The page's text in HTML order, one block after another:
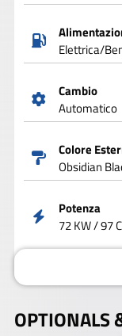
Elettrica/
Cambio
Automatico
Colore
Obsidian
Potenza
72 KW / 97
OPTIONALS